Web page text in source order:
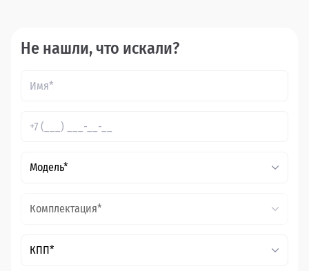
Не нашли, что искали?
Модель*
Комплектация*
КПП*